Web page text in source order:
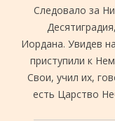
Следовало за
Иордана. Увидев
приступили к
Свои, учил их,
есть Царство